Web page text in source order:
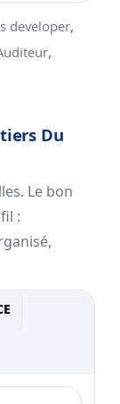
developer,
,
Du
Le bon
: